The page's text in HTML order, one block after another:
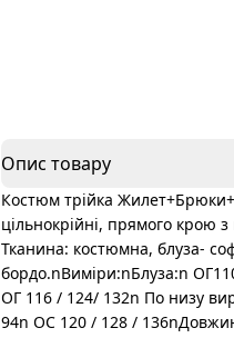
Опис товару
Костюм трійка
цільнокрійні, прямого крою
Тканина: костюмна, блуза-
бордо.nВиміри:nБлуза:n
ОГ 116 / 124/ 132n По низу
94n ОС 120 / 128 /